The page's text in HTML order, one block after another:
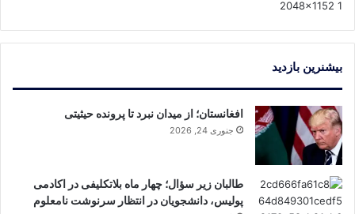
بیشنرین بازدید
افغانستان؛ از میدان نبرد تا پرونده حیثیتی
جنوری 24, 2026
طالبان زیر سؤال؛ چهار ماه بلاتکلیفی در اکادمی
پولیس، دانشجویان در انتظار سرنوشت نامعلوم